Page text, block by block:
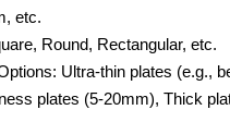
etc.
Round, Rectangular, etc.
Ultra-thin plates (e.g.,
plates (5-20mm), Thick